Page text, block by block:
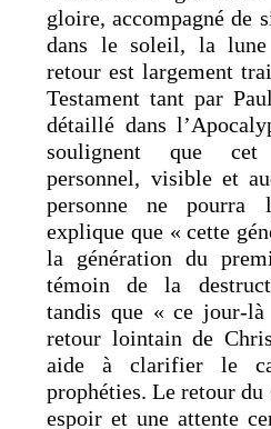
gloire, accompagné de
dans le soleil, la
retour est largement
Testament tant par
détaillé dans
soulignent que cet
personnel, visible et
personne ne pourra
explique que « cette
la génération du
témoin de la
tandis que « ce jour-
retour lointain de
aide à clarifier le
prophéties. Le retour
espoir et une attente